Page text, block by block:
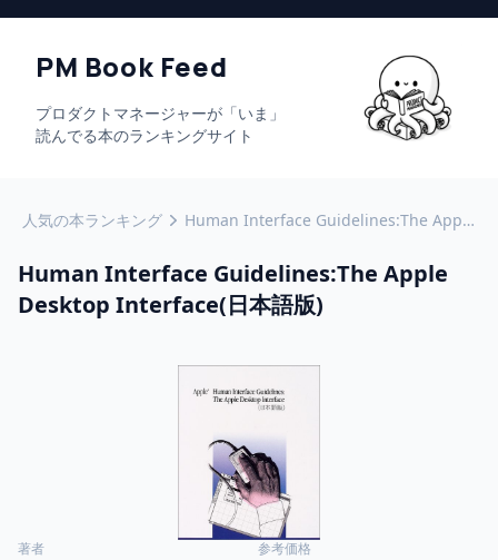
PM Book Feed
プロダクトマネージャーが「いま」
読んでる本のランキングサイト
人気の本ランキング Human Interface Guidelines:The Apple Desktop Interface(日本語版)
Human Interface Guidelines:The Apple
Desktop Interface(日本語版)
著者 参考価格